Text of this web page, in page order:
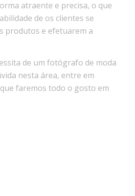
atraente e precisa, o que
de os clientes se
produtos e efetuarem a
de um fotógrafo de moda
nesta área, entre em
que faremos todo o gosto em